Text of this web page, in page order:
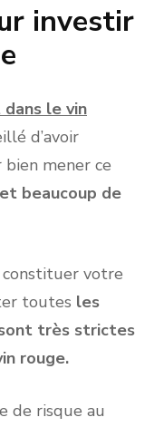
investir
le vin
d’avoir
bien mener ce
beaucoup de
constituer votre
toutes les
très strictes
rouge.
de risque au